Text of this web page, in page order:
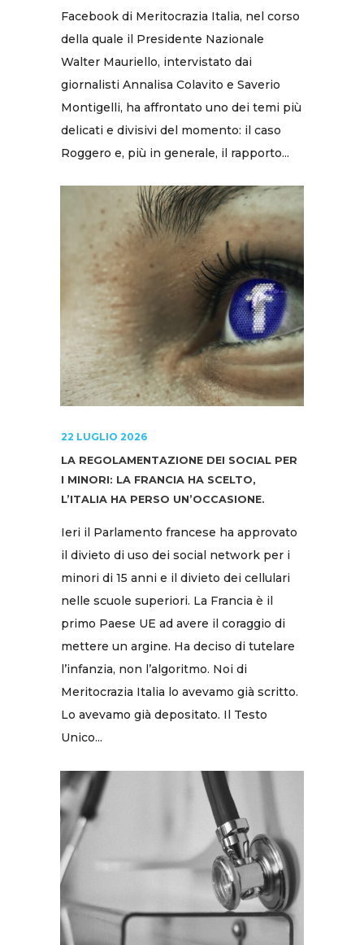
Facebook di Meritocrazia Italia, nel corso
della quale il Presidente Nazionale
Walter Mauriello, intervistato dai
giornalisti Annalisa Colavito e Saverio
Montigelli, ha affrontato uno dei temi più
delicati e divisivi del momento: il caso
Roggero e, più in generale, il rapporto...
22 LUGLIO 2026
LA REGOLAMENTAZIONE DEI SOCIAL PER
I MINORI: LA FRANCIA HA SCELTO,
L’ITALIA HA PERSO UN’OCCASIONE.
Ieri il Parlamento francese ha approvato
il divieto di uso dei social network per i
minori di 15 anni e il divieto dei cellulari
nelle scuole superiori. La Francia è il
primo Paese UE ad avere il coraggio di
mettere un argine. Ha deciso di tutelare
l’infanzia, non l’algoritmo. Noi di
Meritocrazia Italia lo avevamo già scritto.
Lo avevamo già depositato. Il Testo
Unico...